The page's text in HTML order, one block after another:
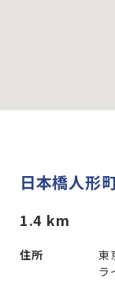
日本橋人形
1.4 km
住所
東
ラ